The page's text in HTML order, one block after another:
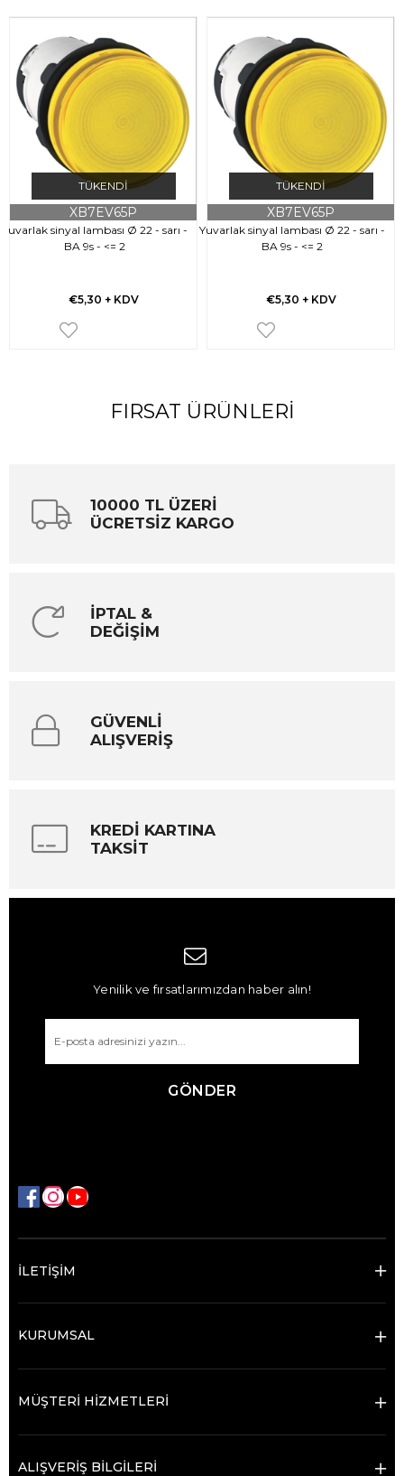
TÜKENDI
Yuvarlak sinyal lambası Ø 22 - sarı -
BA 9s - <= 2
XB7EV65P
€5,30 + KDV
TÜKENDI
Yuvarlak sinyal lambası Ø 22 - sarı -
BA 9s - <= 2
XB7EV65P
€5,30 + KDV
FIRSAT ÜRÜNLERI
10000 TL ÜZERİ
ÜCRETSİZ KARGO
İPTAL &
DEĞİŞİM
GÜVENLİ
ALIŞVERİŞ
KREDİ KARTINA
TAKSİT
Yenilik ve fırsatlarımızdan haber alın!
GÖNDER
İLETİŞİM
KURUMSAL
MÜŞTERİ HİZMETLERİ
ALIŞVERİŞ BİLGİLERİ